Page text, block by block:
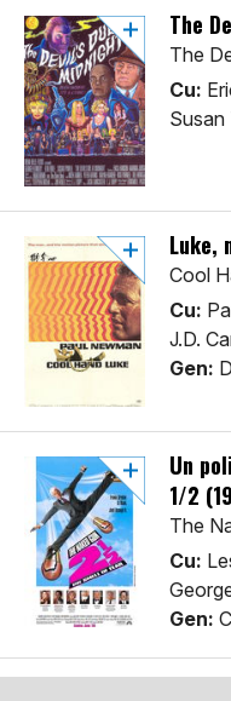
The
The
Cu:
Susan
Luke,
Cool
Cu:
J.D.
Gen:
Un
1/2
The
Cu:
Gen: